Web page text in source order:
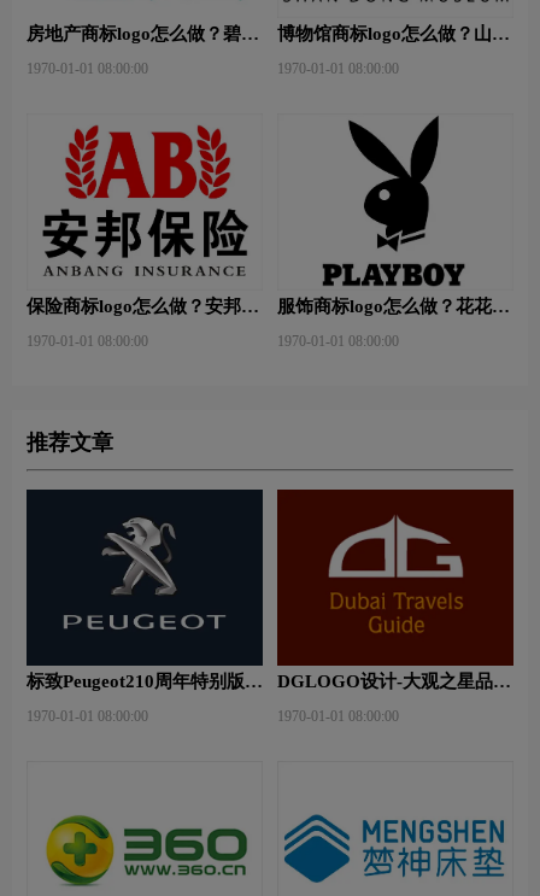
房地产商标logo怎么做？碧桂
1970-01-01 08:00:00
博物馆商标logo怎么做？山东
logo设计
1970-01-01 08:00:00
保险商标logo怎么做？安邦保
1970-01-01 08:00:00
服饰商标logo怎么做？花花公
1970-01-01 08:00:00
推荐文章
标致Peugeot210周年特别版新
1970-01-01 08:00:00
DGLOGO设计-大观之星品牌
1970-01-01 08:00:00